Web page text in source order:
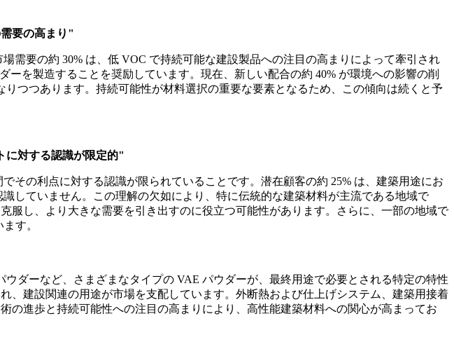
要の高まり"
需要の約 30% は、低 VOC で持続可能な建設製品への注目の高まりによって牽引され
を製造することを奨励しています。現在、新しい配合の約 40% が環境への影響の削
つつあります。持続可能性が材料選択の重要な要素となるため、この傾向は続くと予
に対する認識が限定的"
その利点に対する認識が限られていることです。潜在顧客の約 25% は、建築用途にお
していません。この理解の欠如により、特に伝統的な建築材料が主流である地域で
し、より大きな需要を引き出すのに役立つ可能性があります。さらに、一部の地域で
す。
ダーなど、さまざまなタイプの VAE パウダーが、最終用途で必要とされる特定の特性
建設関連の用途が市場を支配しています。外断熱および仕上げシステム、建築用接着
進歩と持続可能性への注目の高まりにより、高性能建築材料への関心が高まってお